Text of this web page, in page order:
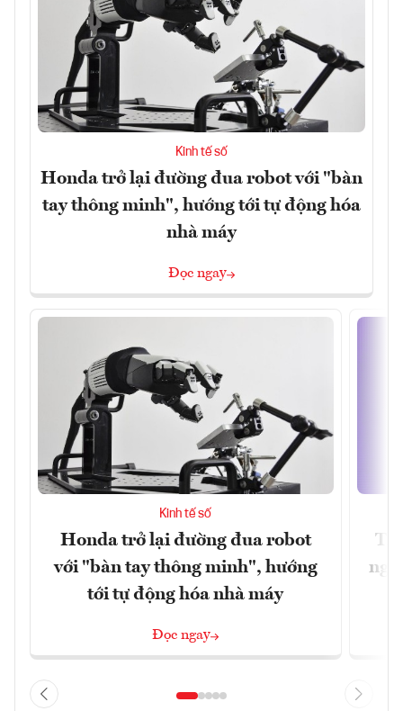
Kinh tế số
Honda trở lại đường đua robot với "bàn
tay thông minh", hướng tới tự động hóa
nhà máy
Đọc ngay
Kinh tế số
Honda trở lại đường đua robot
với "bàn tay thông minh", hướng
tới tự động hóa nhà máy
Đọc ngay